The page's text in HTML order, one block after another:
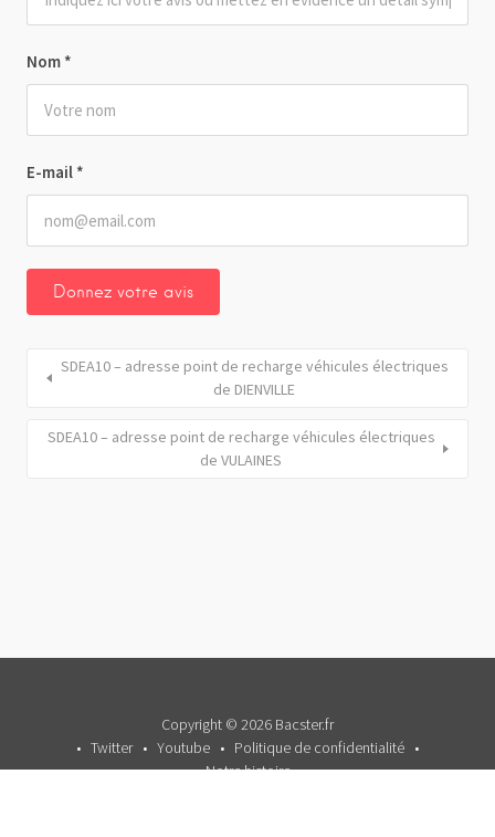
Nom *
E-mail *
SDEA10 – adresse point de recharge véhicules électriques
de DIENVILLE
SDEA10 – adresse point de recharge véhicules électriques
de VULAINES
Copyright © 2026 Bacster.fr
Twitter
Youtube
Politique de confidentialité
Notre histoire